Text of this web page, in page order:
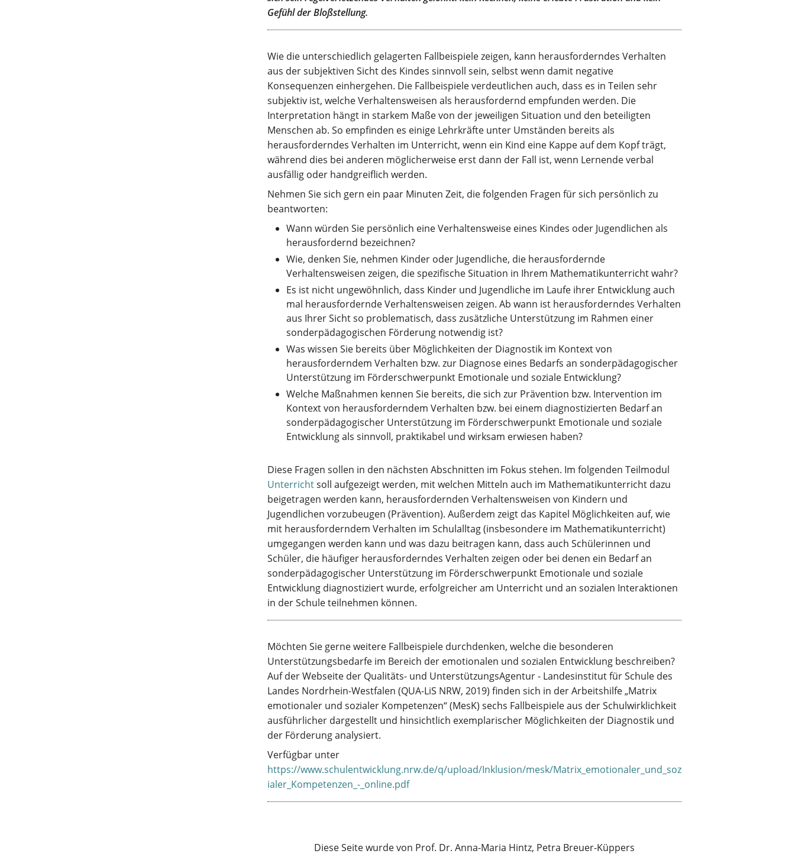
Gefühl der Bloßstellung.
Wie die unterschiedlich gelagerten Fallbeispiele zeigen, kann herausforderndes Verhalten
aus der subjektiven Sicht des Kindes sinnvoll sein, selbst wenn damit negative
Konsequenzen einhergehen. Die Fallbeispiele verdeutlichen auch, dass es in Teilen sehr
subjektiv ist, welche Verhaltensweisen als herausfordernd empfunden werden. Die
Interpretation hängt in starkem Maße von der jeweiligen Situation und den beteiligten
Menschen ab. So empfinden es einige Lehrkräfte unter Umständen bereits als
herausforderndes Verhalten im Unterricht, wenn ein Kind eine Kappe auf dem Kopf trägt,
während dies bei anderen möglicherweise erst dann der Fall ist, wenn Lernende verbal
ausfällig oder handgreiflich werden.
Nehmen Sie sich gern ein paar Minuten Zeit, die folgenden Fragen für sich persönlich zu
beantworten:
Wann würden Sie persönlich eine Verhaltensweise eines Kindes oder Jugendlichen als
herausfordernd bezeichnen?
Wie, denken Sie, nehmen Kinder oder Jugendliche, die herausfordernde
Verhaltensweisen zeigen, die spezifische Situation in Ihrem Mathematikunterricht wahr?
Es ist nicht ungewöhnlich, dass Kinder und Jugendliche im Laufe ihrer Entwicklung auch
mal herausfordernde Verhaltensweisen zeigen. Ab wann ist herausforderndes Verhalten
aus Ihrer Sicht so problematisch, dass zusätzliche Unterstützung im Rahmen einer
sonderpädagogischen Förderung notwendig ist?
Was wissen Sie bereits über Möglichkeiten der Diagnostik im Kontext von
herausforderndem Verhalten bzw. zur Diagnose eines Bedarfs an sonderpädagogischer
Unterstützung im Förderschwerpunkt Emotionale und soziale Entwicklung?
Welche Maßnahmen kennen Sie bereits, die sich zur Prävention bzw. Intervention im
Kontext von herausforderndem Verhalten bzw. bei einem diagnostizierten Bedarf an
sonderpädagogischer Unterstützung im Förderschwerpunkt Emotionale und soziale
Entwicklung als sinnvoll, praktikabel und wirksam erwiesen haben?
Diese Fragen sollen in den nächsten Abschnitten im Fokus stehen. Im folgenden Teilmodul
Unterrichtsoll aufgezeigt werden, mit welchen Mitteln auch im Mathematikunterricht dazu
beigetragen werden kann, herausfordernden Verhaltensweisen von Kindern und
Jugendlichen vorzubeugen (Prävention). Außerdem zeigt das Kapitel Möglichkeiten auf, wie
mit herausforderndem Verhalten im Schulalltag (insbesondere im Mathematikunterricht)
umgegangen werden kann und was dazu beitragen kann, dass auch Schülerinnen und
Schüler, die häufiger herausforderndes Verhalten zeigen oder bei denen ein Bedarf an
sonderpädagogischer Unterstützung im Förderschwerpunkt Emotionale und soziale
Entwicklung diagnostiziert wurde, erfolgreicher am Unterricht und an sozialen Interaktionen
in der Schule teilnehmen können.
Möchten Sie gerne weitere Fallbeispiele durchdenken, welche die besonderen
Unterstützungsbedarfe im Bereich der emotionalen und sozialen Entwicklung beschreiben?
Auf der Webseite der Qualitäts- und UnterstützungsAgentur - Landesinstitut für Schule des
Landes Nordrhein-Westfalen (QUA-LiS NRW, 2019) finden sich in der Arbeitshilfe „Matrix
emotionaler und sozialer Kompetenzen“ (MesK) sechs Fallbeispiele aus der Schulwirklichkeit
ausführlicher dargestellt und hinsichtlich exemplarischer Möglichkeiten der Diagnostik und
der Förderung analysiert.
Verfügbar unter
https://www.schulentwicklung.nrw.de/q/upload/Inklusion/mesk/Matrix_emotionaler_und_soz
ialer_Kompetenzen_-_online.pdf
Diese Seite wurde von Prof. Dr. Anna-Maria Hintz, Petra Breuer-Küppers